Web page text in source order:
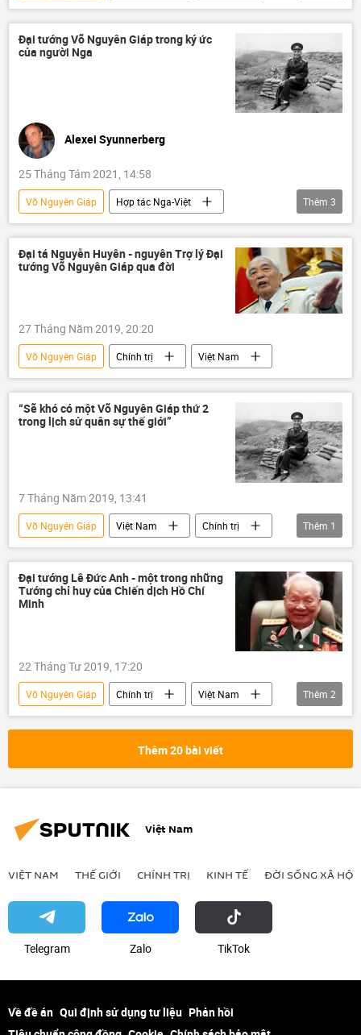
kỷ niệm
đại tướng
Đại tướng Võ Nguyên Giáp trong ký ức
của người Nga
Alexei Syunnerberg
25 Tháng Tám 2021, 14:58
Võ Nguyên Giáp
Hợp tác Nga-Việt
Văn hóa
Xã hội Vladimir Kolotov
Thêm 3
Đại tá Nguyễn Huyên - nguyên Trợ lý Đại
tướng Võ Nguyên Giáp qua đời
27 Tháng Năm 2019, 20:20
Võ Nguyên Giáp Chính trị Việt Nam
“Sẽ khó có một Võ Nguyên Giáp thứ 2
trong lịch sử quân sự thế giới”
7 Tháng Năm 2019, 13:41
Võ Nguyên Giáp Việt Nam
Chính trị
Chiến dịch Điện Biên Phủ
Thêm 1
Đại tướng Lê Đức Anh - một trong những
Tướng chỉ huy của Chiến dịch Hồ Chí
Minh
22 Tháng Tư 2019, 17:20
Võ Nguyên Giáp Chính trị
Việt Nam
Lê Đức Anh
Ngày Giải phóng miền Nam
Thêm 2
Thêm 20 bài viết
Việt Nam
VIỆT NAM THẾ GIỚI CHÍNH TRỊ KINH TẾ ĐỜI SỐNG XÃ HỘI
Telegram Zalo ТikТоk
Về đề án Qui định sử dụng tư liệu Phản hồi